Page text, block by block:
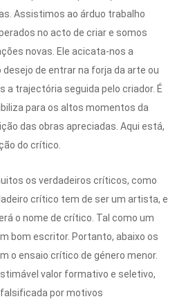
Assistimos ao árduo trabalho
no acto de criar e somos
novas. Ele acicata-nos a
de entrar na forja da arte ou
a trajectória seguida pelo criador. É
para os altos momentos da
das obras apreciadas. Aqui está,
do crítico.
os verdadeiros críticos, como
crítico tem de ser um artista, e
o nome de crítico. Tal como um
bom escritor. Portanto, abaixo os
o ensaio crítico de género menor.
valor formativo e seletivo,
por motivos